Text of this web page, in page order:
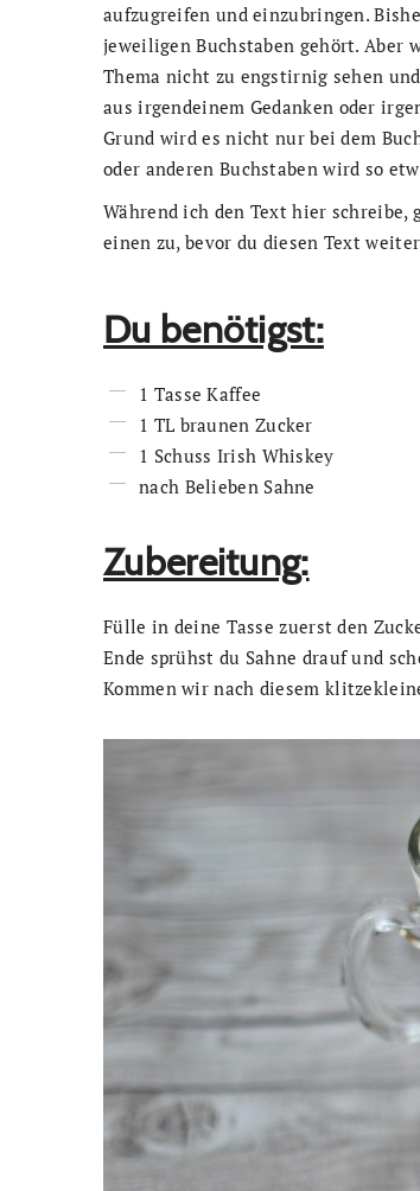
aufzugreifen und einzubringen.
jeweiligen Buchstaben gehört. Aber
Thema nicht zu engstirnig sehen
aus irgendeinem Gedanken oder
Grund wird es nicht nur bei dem
oder anderen Buchstaben wird so
Während ich den Text hier schreibe,
einen zu, bevor du diesen Text
Du benötigst:
1 Tasse Kaffee
1 TL braunen Zucker
1 Schuss Irish Whiskey
nach Belieben Sahne
Zubereitung:
Fülle in deine Tasse zuerst den
Ende sprühst du Sahne drauf und
Kommen wir nach diesem